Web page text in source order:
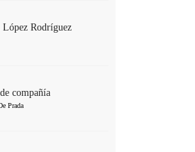
Rodríguez
compañía
Prada